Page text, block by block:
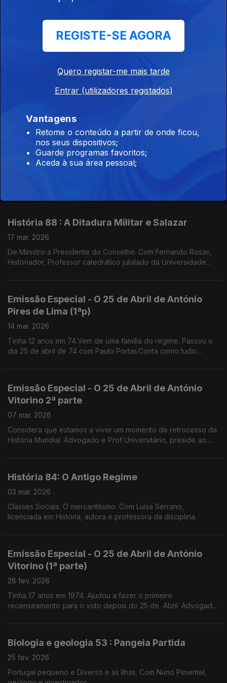
Tinha 23 anos em 74, Reconhece que as Mulheres ganharam
poder em casa depois do 25A. Lutou pelo direito da Mulher ao
solidariedade gerou. Fundadora da UMAR
Emissão Especial - O 25 de Abril de António
Pires de Lima 2p
21 mar. 2026
História 88 : A Ditadura Militar e Salazar
17 mar. 2026
De Ministro a Presidente do Conselho. Com Fernando Rosas,
Historiador, Professor catedrático jubilado da Universidade
Emissão Especial - O 25 de Abril de António
Pires de Lima (1ªp)
14 mar. 2026
Tinha 12 anos em 74.Vem de uma família do regime. Passou o
dia 25 de abril de 74 com Paulo Portas.Conta como tudo
Emissão Especial - O 25 de Abril de António
Vitorino 2ª parte
07 mar. 2026
Considera que estamos a viver um momento de retrocesso da
História Mundial. Advogado e Prof Universitário, preside ao
História 84: O Antigo Regime
03 mar. 2026
Classes Sociais. O mercantilismo. Com Luísa Serrano,
licenciada em História, autora e professora da disciplina.
Emissão Especial - O 25 de Abril de António
Vitorino (1ª parte)
28 fev. 2026
Tinha 17 anos em 1974. Ajudou a fazer o primeiro
recenseamento para o voto depois do 25 de Abril. Advogado
Biologia e geologia 53 : Pangeia Partida
25 fev. 2026
Portugal pequeno e Diverso e as Ilhas. Com Nuno Pimentel,
REGISTE-SE AGORA
Quero registar-me mais tarde
Entrar (utilizadores registados)
Vantagens
Retome o conteúdo a partir de onde ficou,
nos seus dispositivos;
Guarde programas favoritos;
Aceda à sua área pessoal;